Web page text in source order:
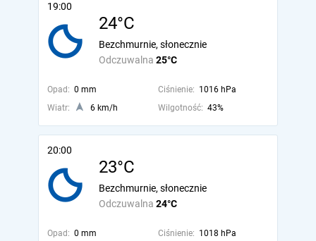
19:00
24°C
Odczuwalna 25°C
Bezchmurnie, słonecznie
Opad: 0 mm Ciśnienie: 1016 hPa
Wiatr:
6 km/h Wilgotność: 43%
20:00
23°C
Odczuwalna 24°C
Bezchmurnie, słonecznie
Opad: 0 mm Ciśnienie: 1018 hPa